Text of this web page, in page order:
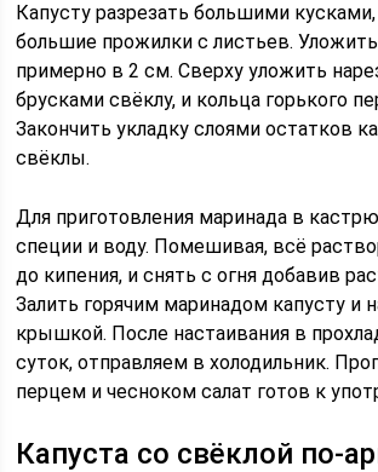
Капусту разрезать большими кусками,
большие прожилки с листьев.
примерно в 2 см. Сверху уложить
брусками свёклу, и кольца горького
Закончить укладку слоями остатков
свёклы.
Для приготовления маринада в
специи и воду. Помешивая, всё
до кипения, и снять с огня добавив
Залить горячим маринадом капусту и
крышкой. После настаивания в
суток, отправляем в холодильник.
перцем и чесноком салат готов к
Капуста со свёклой по-